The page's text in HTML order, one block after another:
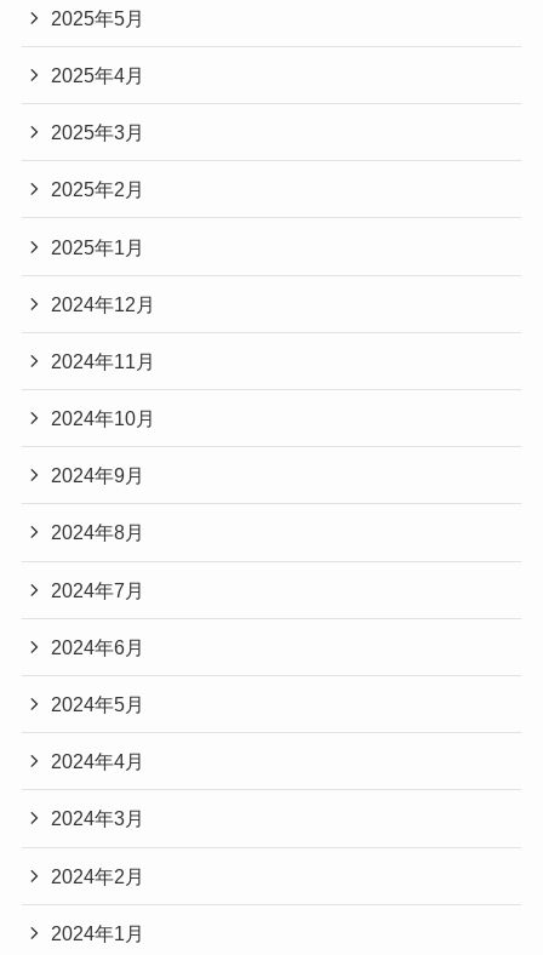
2025年5月
2025年4月
2025年3月
2025年2月
2025年1月
2024年12月
2024年11月
2024年10月
2024年9月
2024年8月
2024年7月
2024年6月
2024年5月
2024年4月
2024年3月
2024年2月
2024年1月